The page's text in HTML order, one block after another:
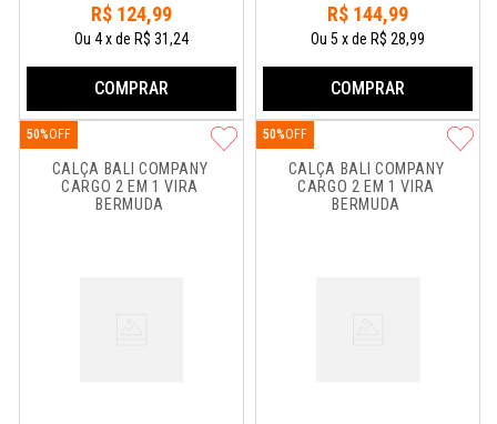
R$ 124,99
Ou4xde R$ 31,24
COMPRAR
R$ 144,99
Ou5 xde R$ 28,99
COMPRAR
CALÇA BALI COMPANY
CARGO 2 EM 1 VIRA
BERMUDA
50%
CALÇA BALI COMPANY
CARGO 2 EM 1 VIRA
BERMUDA
50%